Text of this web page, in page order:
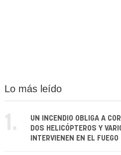
Lo más leído
1.
UN INCENDIO OBLIGA A
DOS HELICÓPTEROS Y
INTERVIENEN EN EL FUEGO